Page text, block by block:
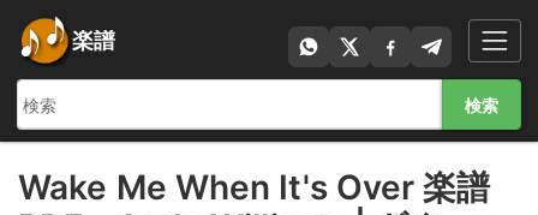
楽譜
検索
Wake Me When It's Over 楽譜